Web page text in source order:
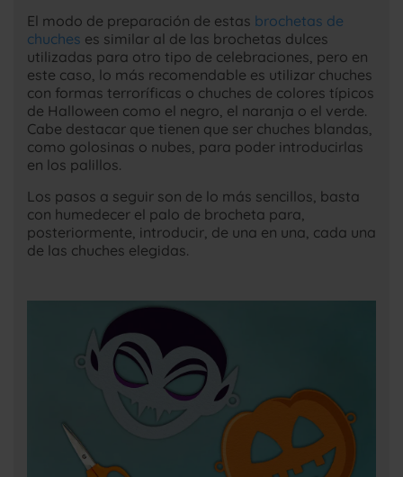
El modo de preparación de estas brochetas de
chuches es similar al de las brochetas dulces
utilizadas para otro tipo de celebraciones, pero en
este caso, lo más recomendable es utilizar chuches
con formas terroríficas o chuches de colores típicos
de Halloween como el negro, el naranja o el verde.
Cabe destacar que tienen que ser chuches blandas,
como golosinas o nubes, para poder introducirlas
en los palillos.
Los pasos a seguir son de lo más sencillos, basta
con humedecer el palo de brocheta para,
posteriormente, introducir, de una en una, cada una
de las chuches elegidas.